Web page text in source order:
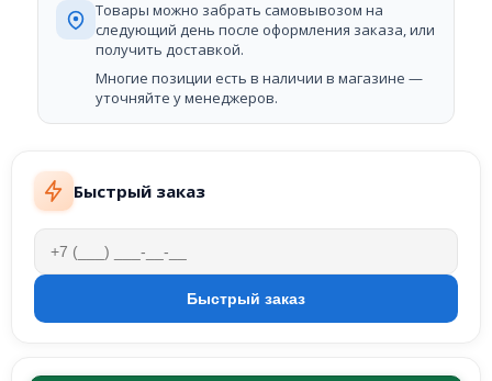
Быстрый заказ
Товары можно забрать самовывозом на
следующий день после оформления заказа, или
получить доставкой.
Многие позиции есть в наличии в магазине —
уточняйте у менеджеров.